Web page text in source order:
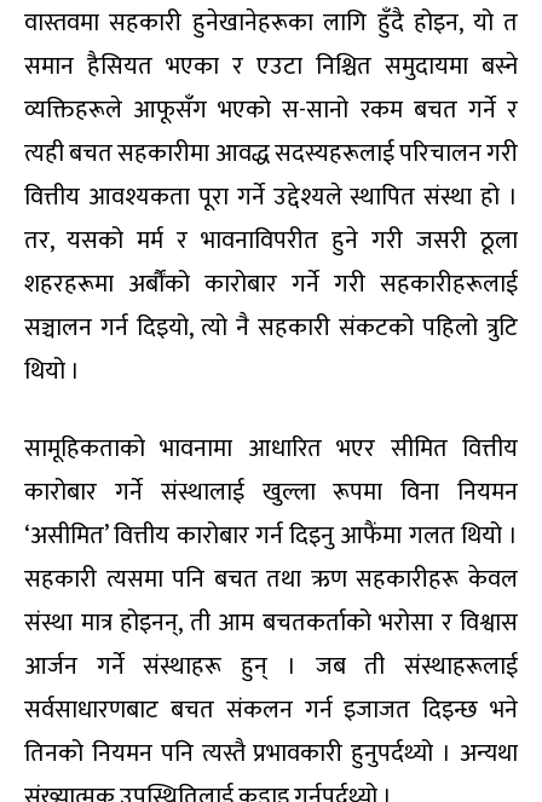
वास्तवमा सहकारी हुनेखानेहरूका लागि हुँदै होइन, यो त
समान हैसियत भएका र एउटा निश्चित समुदायमा बस्ने
व्यक्तिहरूले आफूसँग भएको स-सानो रकम बचत गर्ने र
त्यही बचत सहकारीमा आवद्ध सदस्यहरूलाई परिचालन गरी
वित्तीय आवश्यकता पूरा गर्ने उद्देश्यले स्थापित संस्था हो ।
तर, यसको मर्म र भावनाविपरीत हुने गरी जसरी ठूला
शहरहरूमा अर्बौंको कारोबार गर्ने गरी सहकारीहरूलाई
सञ्चालन गर्न दिइयो, त्यो नै सहकारी संकटको पहिलो त्रुटि
थियो ।
सामूहिकताको भावनामा आधारित भएर सीमित वित्तीय
कारोबार गर्ने संस्थालाई खुल्ला रूपमा विना नियमन
‘असीमित’ वित्तीय कारोबार गर्न दिइनु आफैंमा गलत थियो ।
सहकारी त्यसमा पनि बचत तथा ऋण सहकारीहरू केवल
संस्था मात्र होइनन्, ती आम बचतकर्ताको भरोसा र विश्वास
आर्जन गर्ने संस्थाहरू हुन् । जब ती संस्थाहरूलाई
सर्वसाधारणबाट बचत संकलन गर्न इजाजत दिइन्छ भने
तिनको नियमन पनि त्यस्तै प्रभावकारी हुनुपर्दथ्यो । अन्यथा